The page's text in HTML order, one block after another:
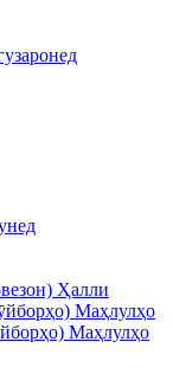
Ҳалли
Маҳлулҳо
Маҳлулҳо